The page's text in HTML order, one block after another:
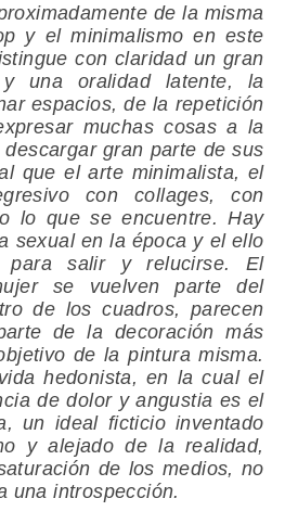
de la misma
y el minimalismo en este
con claridad un gran
una oralidad latente, la
espacios, de la repetición
muchas cosas a la
gran parte de sus
que el arte minimalista, el
con collages, con
lo que se encuentre. Hay
sexual en la época y el ello
para salir y relucirse. El
se vuelven parte del
de los cuadros, parecen
de la decoración más
de la pintura misma.
hedonista, en la cual el
de dolor y angustia es el
un ideal ficticio inventado
y alejado de la realidad,
de los medios, no
una introspección.